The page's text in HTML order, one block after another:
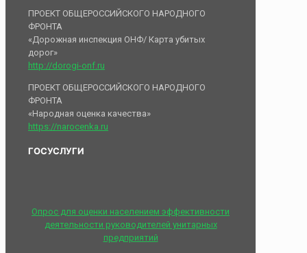
ПРОЕКТ ОБЩЕРОССИЙСКОГО НАРОДНОГО
ФРОНТА
«Дорожная инспекция ОНФ/ Карта убитых
дорог»
http://dorogi-onf.ru
ПРОЕКТ ОБЩЕРОССИЙСКОГО НАРОДНОГО
ФРОНТА
«Народная оценка качества»
https://narocenka.ru
ГОСУСЛУГИ
Опрос для оценки населением эффективности
деятельности руководителей унитарных
предприятий